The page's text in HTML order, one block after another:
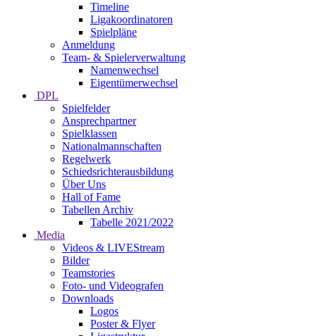
Timeline
Ligakoordinatoren
Spielpläne
Anmeldung
Team- & Spielerverwaltung
Namenwechsel
Eigentümerwechsel
DPL
Spielfelder
Ansprechpartner
Spielklassen
Nationalmannschaften
Regelwerk
Schiedsrichterausbildung
Über Uns
Hall of Fame
Tabellen Archiv
Tabelle 2021/2022
Media
Videos & LIVEStream
Bilder
Teamstories
Foto- und Videografen
Downloads
Logos
Poster & Flyer